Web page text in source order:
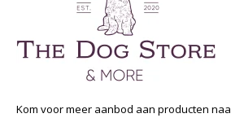
Kom voor meer aanbod aan producten